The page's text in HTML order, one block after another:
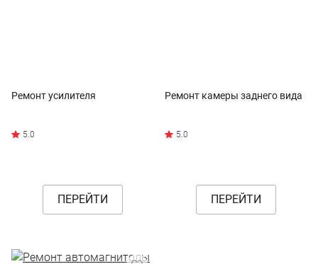
Ремонт усилителя
ПЕРЕЙТИ
Ремонт камеры заднего вида
ПЕРЕЙТИ